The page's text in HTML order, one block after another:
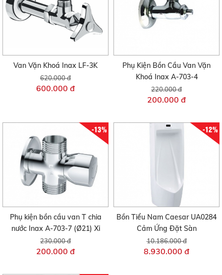
Van Vặn Khoá Inax LF-3K
620.000 đ
600.000 đ
Phụ Kiện Bồn Cầu Van Vặn
Khoá Inax A-703-4
220.000 đ
200.000 đ
-13%
Phụ kiện bồn cầu van T chia
nước Inax A-703-7 (Ø21) Xi
230.000 đ
200.000 đ
-12%
Bồn Tiểu Nam Caesar UA0284
Cảm Ứng Đặt Sàn
10.186.000 đ
8.930.000 đ